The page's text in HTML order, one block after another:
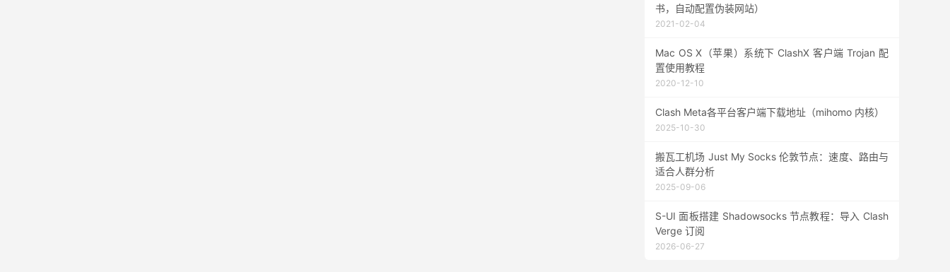
书，自动配置伪装网站）
2021-02-04
Mac OS X（苹果）系统下 ClashX 客户端 Trojan 配
置使用教程
2020-12-10
Clash Meta各平台客户端下载地址（mihomo 内核）
2025-10-30
搬瓦工机场 Just My Socks 伦敦节点：速度、路由与
适合人群分析
2025-09-06
S-UI 面板搭建 Shadowsocks 节点教程：导入 Clash
Verge 订阅
2026-06-27